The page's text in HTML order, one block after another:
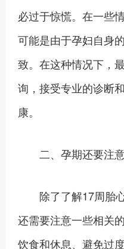
必过于惊慌。在一些
可能是由于孕妇自身
致。在这种情况下，
询，接受专业的诊断
康。
二、孕期还要注意
除了了解17周胎心
还需要注意一些相关
饮食和休息、避免过